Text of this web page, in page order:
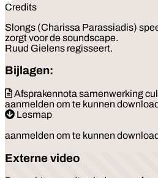
Credits
Slongs (Charissa Parassiadis)
zorgt voor de soundscape.
Ruud Gielens regisseert.
Bijlagen:
Afsprakennota samenwerking
aanmelden om te kunnen
Lesmap
aanmelden om te kunnen
Externe video